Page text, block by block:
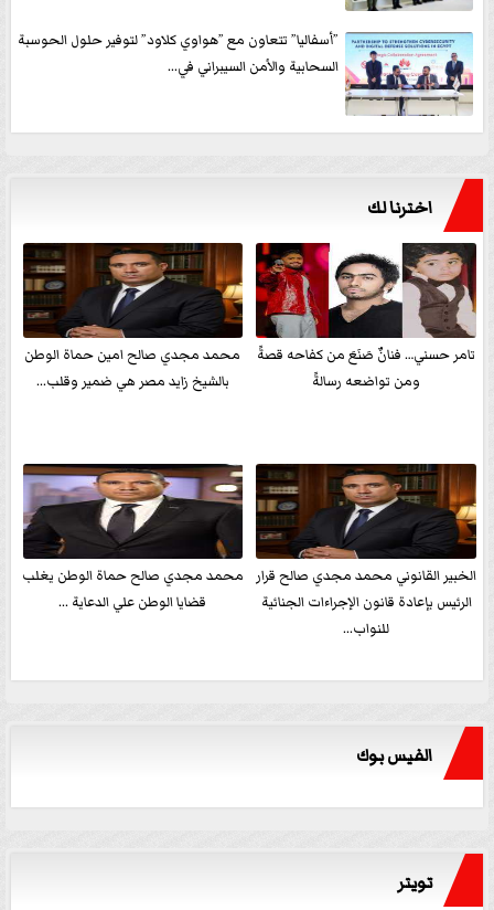
”أسفاليا” تتعاون مع ”هواوي كلاود” لتوفير حلول الحوسبة
السحابية والأمن السيبراني في...
اخترنا لك
تامر حسني… فنانٌ صَنَعَ من كفاحه قصةً
ومن تواضعه رسالةً
محمد مجدي صالح امين حماة الوطن
بالشيخ زايد مصر هي ضمير وقلب...
الخبير القانوني محمد مجدي صالح قرار
الرئيس بإعادة قانون الإجراءات الجنائية
للنواب...
محمد مجدي صالح حماة الوطن يغلب
قضايا الوطن علي الدعاية ...
الفيس بوك
تويتر